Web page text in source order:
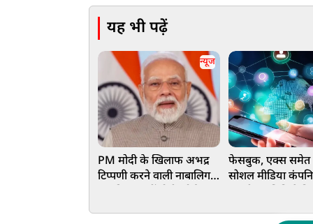
यह भी पढ़ें
न्यूज
PM मोदी के खिलाफ अभद्र
टिप्पणी करने वाली नाबालिग
फेसबुक, एक्स समेत
सोशल मीडिया